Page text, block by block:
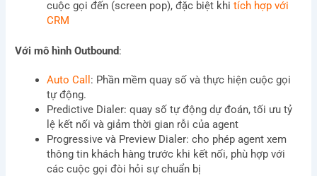
cuộc gọi đến (screen pop), đặc biệt khi tích hợp với
CRM
Với mô hình Outbound:
Auto Call : Phần mềm quay số và thực hiện cuộc gọi
tự động.
Predictive Dialer: quay số tự động dự đoán, tối ưu tỷ
lệ kết nối và giảm thời gian rỗi của agent
Progressive và Preview Dialer: cho phép agent xem
thông tin khách hàng trước khi kết nối, phù hợp với
các cuộc gọi đòi hỏi sự chuẩn bị